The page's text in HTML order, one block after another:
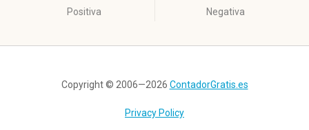
Positiva Negativa
Copyright © 2006—2026 ContadorGratis.es
Privacy Policy